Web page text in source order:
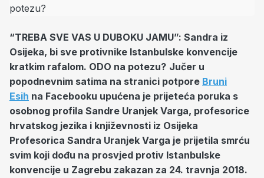
“TREBA SVE VAS U DUBOKU JAMU”: Sandra iz
Osijeka, bi sve protivnike Istanbulske konvencije
kratkim rafalom. ODO na potezu? Jučer u
popodnevnim satima na stranici potpore Bruni
Esih na Facebooku upućena je prijeteća poruka s
osobnog profila Sandre Uranjek Varga, profesorice
hrvatskog jezika i književnosti iz Osijeka
Profesorica Sandra Uranjek Varga je prijetila smrću
svim koji dođu na prosvjed protiv Istanbulske
konvencije u Zagrebu zakazan za 24. travnja 2018.